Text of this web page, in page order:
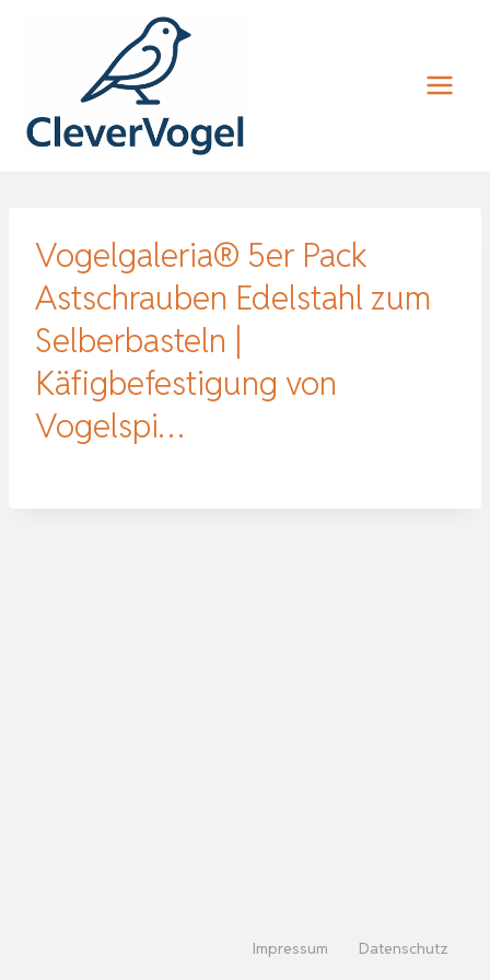
Vogelgaleria® 5er Pack
Astschrauben Edelstahl zum
Selberbasteln |
Käfigbefestigung von
Vogelspi…
Impressum Datenschutz